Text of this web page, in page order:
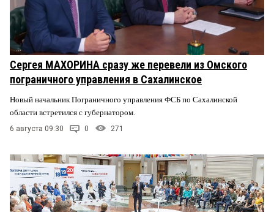
Сергея МАХОРИНА сразу же перевели из Омского
пограничного управления в Сахалинское
Новый начальник Пограничного управления ФСБ по Сахалинской
области встретился с губернатором.
6 августа 09:30 0 271